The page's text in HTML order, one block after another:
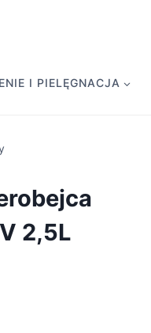
I PIELĘGNACJA
2,5L